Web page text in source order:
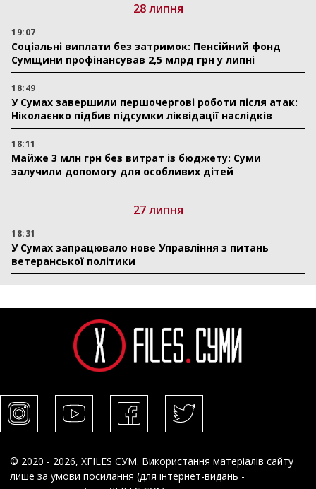
28 липня
19:07
Соціальні виплати без затримок: Пенсійний фонд
Сумщини профінансував 2,5 млрд грн у липні
18:49
У Сумах завершили першочергові роботи після атак:
Ніколаєнко підбив підсумки ліквідації наслідків
18:11
Майже 3 млн грн без витрат із бюджету: Суми
залучили допомогу для особливих дітей
27 липня
18:31
У Сумах запрацювало нове Управління з питань
ветеранської політики
© 2020 - 2026, XFILES СУМ. Використання матеріалів сайту
лише за умови посилання (для інтернет-видань -